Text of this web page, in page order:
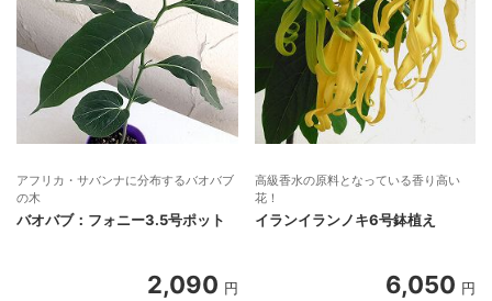
アフリカ・サバンナに分布するバオバブ
の木
バオバブ：フォニー3.5号ポット
2,090 円
高級香水の原料となっている香り高い
花！
イランイランノキ6号鉢植え
6,050 円